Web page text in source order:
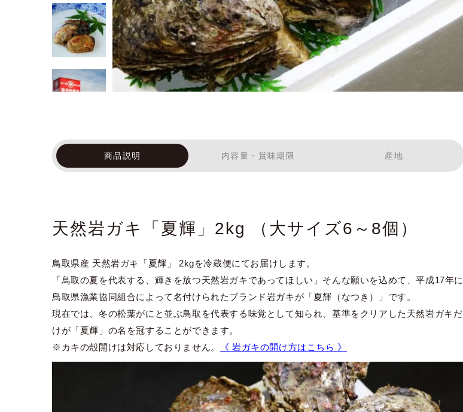
商品説明 内容量・賞味期限 産地
天然岩ガキ「夏輝」2kg （大サイズ6～8個）
鳥取県産 天然岩ガキ「夏輝」 2kgを冷蔵便にてお届けします。
「鳥取の夏を代表する、輝きを放つ天然岩ガキであってほしい」そんな願いを込めて、平成17年に
鳥取県漁業協同組合によって名付けられたブランド岩ガキが「夏輝（なつき）」です。
現在では、冬の松葉がにと並ぶ鳥取を代表する味覚として知られ、基準をクリアした天然岩ガキだ
けが「夏輝」の名を冠することができます。
※カキの殻開けは対応しておりません。
《 岩ガキの開け方はこちら 》